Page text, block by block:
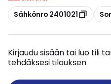
Kopioi
Sähkönro 2401021
Kirjaudu sisään tai luo tili
tehdäksesi tilauksen